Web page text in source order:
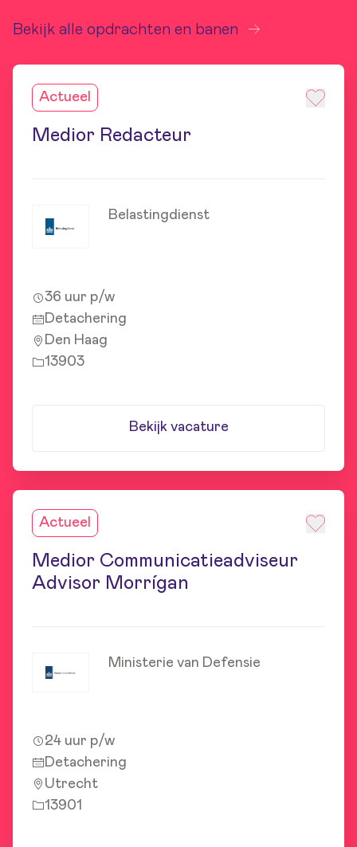
Bekijk alle opdrachten en banen
Actueel
Medior Redacteur
Belastingdienst
36 uur p/w
13903
Detachering
Den Haag
Bekijk vacature
Actueel
Medior Communicatieadviseur
Advisor Morrígan
Ministerie van Defensie
24 uur p/w
13901
Detachering
Utrecht